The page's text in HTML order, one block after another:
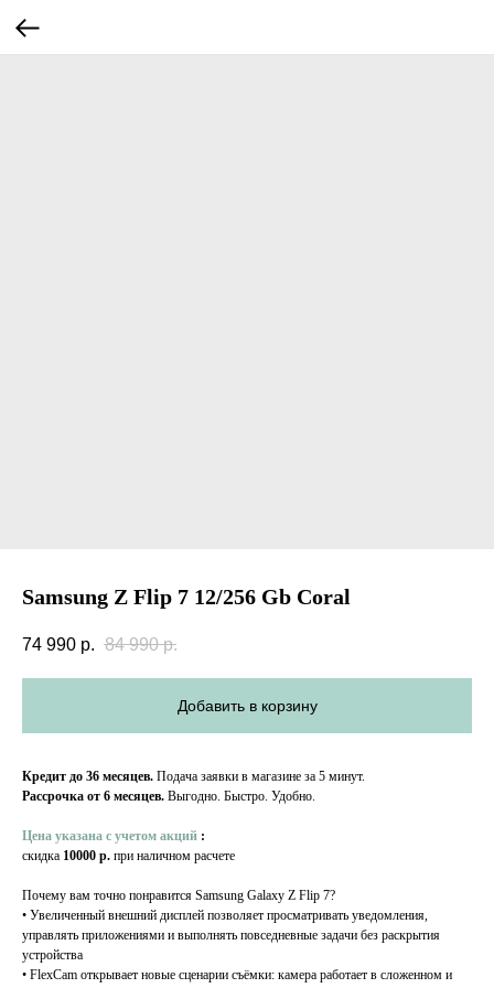
Samsung Z Flip 7 12/256 Gb Coral
74 990 р. 84 990 р.
Добавить в корзину
Кредит до 36 месяцев. Подача заявки в магазине за 5 минут.
Рассрочка от 6 месяцев. Выгодно. Быстро. Удобно.
Цена указана с учетом акций :
скидка 10000 р. при наличном расчете
Почему вам точно понравится Samsung Galaxy Z Flip 7?
• Увеличенный внешний дисплей позволяет просматривать уведомления,
управлять приложениями и выполнять повседневные задачи без раскрытия
устройства
• FlexCam открывает новые сценарии съёмки: камера работает в сложенном и